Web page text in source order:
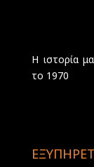
Η ιστορία
το 1970